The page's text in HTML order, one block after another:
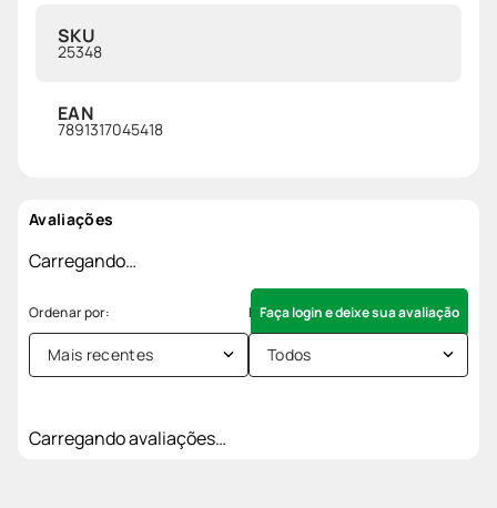
SKU
25348
EAN
7891317045418
Avaliações
Carregando…
Faça login e deixe sua avaliação
Mais recentes Todos
Carregando avaliações…